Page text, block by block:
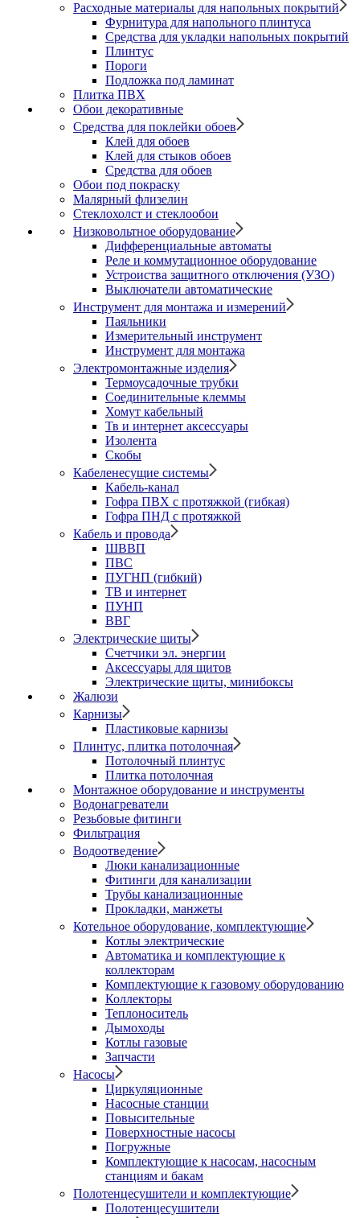
Расходные материалы для напольных покрытий
Фурнитура для напольного плинтуса
Средства для укладки напольных покрытий
Плинтус
Пороги
Подложка под ламинат
Плитка ПВХ
Обои декоративные
Средства для поклейки обоев
Клей для обоев
Клей для стыков обоев
Средства для обоев
Обои под покраску
Малярный флизелин
Стеклохолст и стеклообои
Низковольтное оборудование
Дифференциальные автоматы
Реле и коммутационное оборудование
Устроиства защитного отключения (УЗО)
Выключатели автоматические
Инструмент для монтажа и измерений
Паяльники
Измерительный инструмент
Инструмент для монтажа
Электромонтажные изделия
Термоусадочные трубки
Соединительные клеммы
Хомут кабельный
Тв и интернет аксессуары
Изолента
Скобы
Кабеленесущие системы
Кабель-канал
Гофра ПВХ с протяжкой (гибкая)
Гофра ПНД с протяжкой
Кабель и провода
ШВВП
ПВС
ПУГНП (гибкий)
ТВ и интернет
ПУНП
ВВГ
Электрические щиты
Счетчики эл. энергии
Аксессуары для щитов
Электрические щиты, минибоксы
Жалюзи
Карнизы
Пластиковые карнизы
Плинтус, плитка потолочная
Потолочный плинтус
Плитка потолочная
Монтажное оборудование и инструменты
Водонагреватели
Резьбовые фитинги
Фильтрация
Водоотведение
Люки канализационные
Фитинги для канализации
Трубы канализационные
Прокладки, манжеты
Котельное оборудование, комплектующие
Котлы электрические
Автоматика и комплектующие к
коллекторам
Комплектующие к газовому оборудованию
Коллекторы
Теплоноситель
Дымоходы
Котлы газовые
Запчасти
Насосы
Циркуляционные
Насосные станции
Повысительные
Поверхностные насосы
Погружные
Комплектующие к насосам, насосным
станциям и бакам
Полотенцесушители и комплектующие
Полотенцесушители